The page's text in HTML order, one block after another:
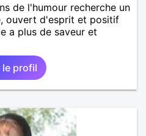
de l'humour recherche un
ouvert d'esprit et positif
a plus de saveur et
le profil